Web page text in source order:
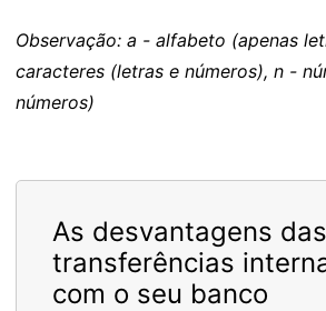
Observação: a - alfabeto (apenas
caracteres (letras e números), n -
números)
As desvantagens das
transferências
com o seu banco